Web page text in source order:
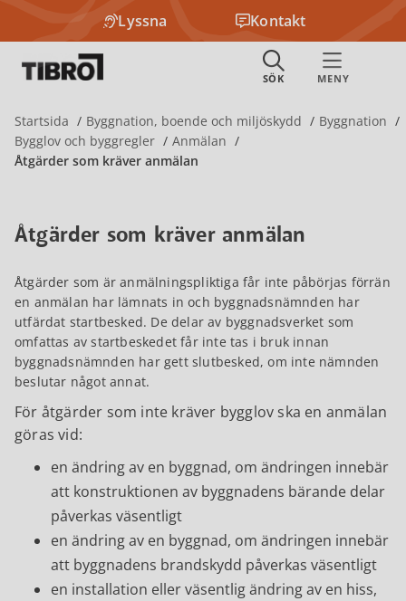
Lyssna Kontakt
Startsida Byggnation, boende och miljöskydd
Byggnation
Bygglov och byggregler
Anmälan
Åtgärder som kräver anmälan
Åtgärder som kräver anmälan
Åtgärder som är anmälningspliktiga får inte påbörjas förrän
en anmälan har lämnats in och byggnadsnämnden har
utfärdat startbesked. De delar av byggnadsverket som
omfattas av startbeskedet får inte tas i bruk innan
byggnadsnämnden har gett slutbesked, om inte nämnden
beslutar något annat.
För åtgärder som inte kräver bygglov ska en anmälan
göras vid:
en ändring av en byggnad, om ändringen innebär
att konstruktionen av byggnadens bärande delar
påverkas väsentligt
en ändring av en byggnad, om ändringen innebär
att byggnadens brandskydd påverkas väsentligt
en installation eller väsentlig ändring av en hiss,